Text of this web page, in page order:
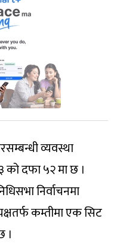
व्यवस्था
को दफा ५२ मा छ ।
निर्वाचनमा
कम्तीमा एक सिट
।